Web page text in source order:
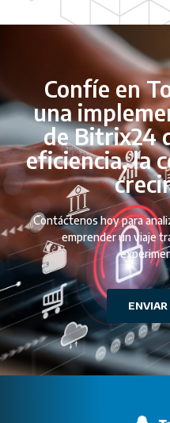
Confíe en
una
de Bitrix24
eficiencia, la
Contáctenos hoy para
emprender un viaje
ENVIAR